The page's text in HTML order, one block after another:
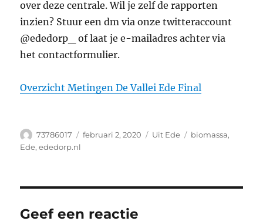
over deze centrale. Wil je zelf de rapporten
inzien? Stuur een dm via onze twitteraccount
@ededorp_ of laat je e-mailadres achter via
het contactformulier.
Overzicht Metingen De Vallei Ede Final
Auteur
73786017
Geplaatst
februari 2, 2020 Categorieën
Uit Ede Tags
biomassa,
Ede,ededorp.nl
Geef een reactie